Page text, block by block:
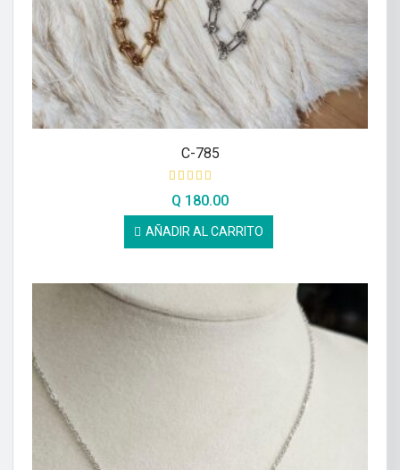
C-785
Q 180.00
AÑADIR AL CARRITO